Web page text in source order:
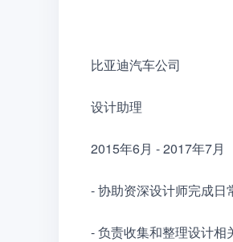
比亚迪汽车公司
设计助理
2015年6月 - 2017年7
- 协助资深设计师完成
- 负责收集和整理设计